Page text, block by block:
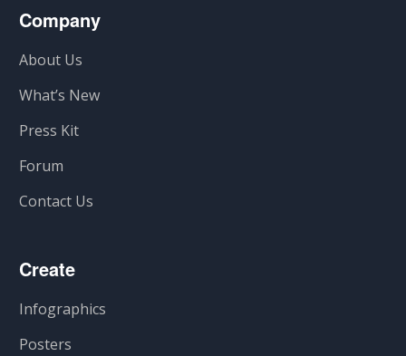
Company
About Us
What’s New
Press Kit
Forum
Contact Us
Create
Infographics
Posters